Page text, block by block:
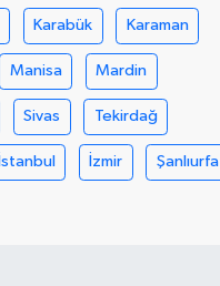
Karabük Karaman
Manisa Mardin
Sivas Tekirdağ
İstanbul İzmir Şanlıurfa